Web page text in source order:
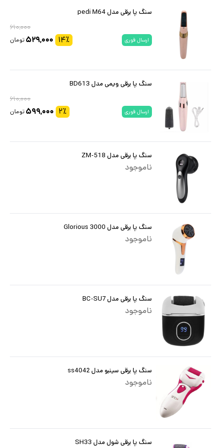
سنگ پا برقی مدل pedi M64
۶۱۰,۰۰۰
ارسال فوری ۱۴٪ ۵۲۹,۰۰۰ تومان
سنگ پا برقی ویمی مدل BD613
۶۱۰,۰۰۰
ارسال فوری ۲٪ ۵۹۹,۰۰۰ تومان
سنگ پا برقی مدل ZM-518
ناموجود
سنگ پا برقی مدل 3000 Glorious
ناموجود
سنگ پا برقی مدل BC-SU7
ناموجود
سنگ پا برقی سینبو مدل ss4042
ناموجود
سنگ پا برقی شول مدل SH33